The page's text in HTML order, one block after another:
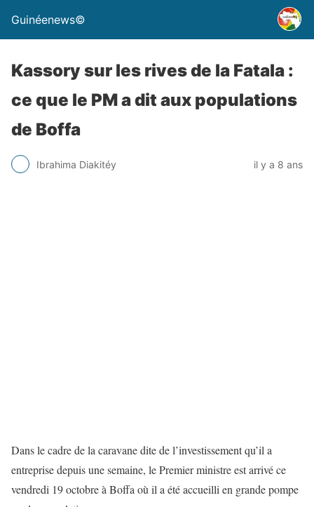
Guinéenews©
Kassory sur les rives de la Fatala :
ce que le PM a dit aux populations
de Boffa
Ibrahima Diakitéy il y a 8 ans
Dans le cadre de la caravane dite de l’investissement qu’il a
entreprise depuis une semaine, le Premier ministre est arrivé ce
vendredi 19 octobre à Boffa où il a été accueilli en grande pompe